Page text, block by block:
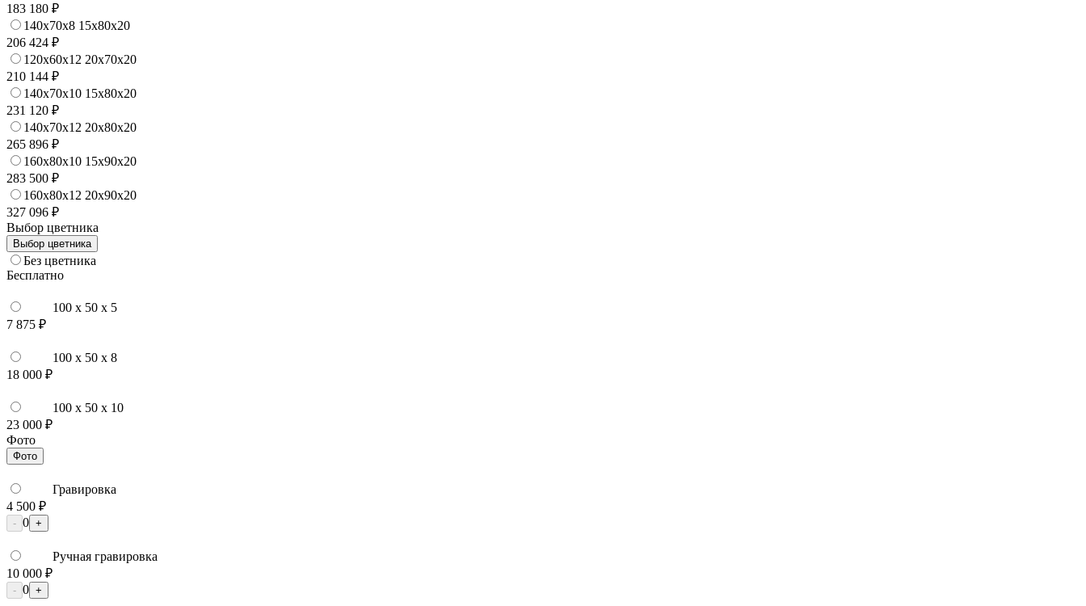
183 180 ₽
140x70x8 15x80x20
206 424 ₽
120x60x12 20x70x20
210 144 ₽
140x70x10 15x80x20
231 120 ₽
140x70x12 20x80x20
265 896 ₽
160x80x10 15x90x20
283 500 ₽
160x80x12 20x90x20
327 096 ₽
Выбор цветника
Выбор цветника
Без цветника
Бесплатно
100 x 50 x 5
7 875 ₽
100 x 50 x 8
18 000 ₽
100 x 50 x 10
23 000 ₽
Фото
Фото
Гравировка
4 500 ₽
- 0 +
Ручная гравировка
10 000 ₽
- 0 +